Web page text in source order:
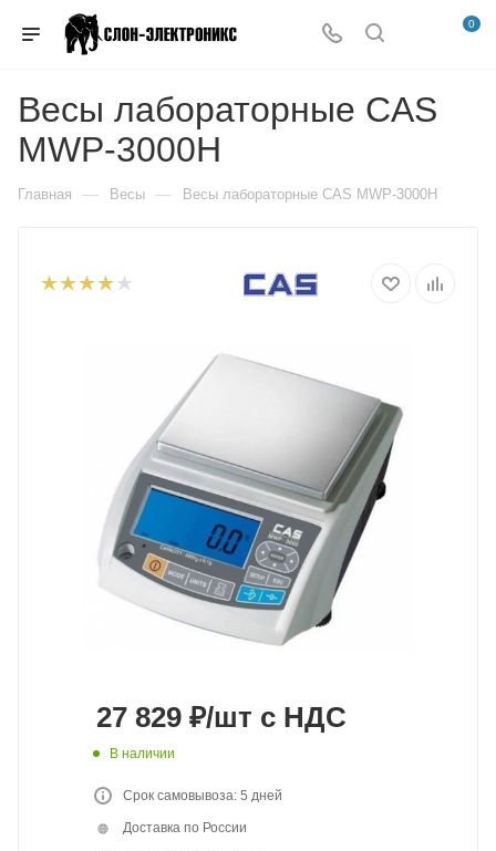
0
Весы лабораторные CAS
MWP-3000H
Главная — Весы — Весы лабораторные CAS MWP-3000H
27 829 ₽/шт с НДС
В наличии
Срок самовывоза: 5 дней
Доставка по России